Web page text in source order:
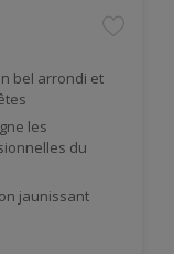
bel arrondi et
les
du
jaunissant